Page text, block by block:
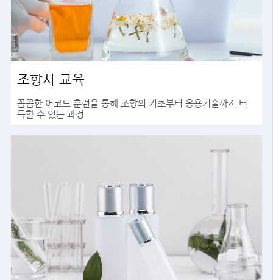
조향사 교육
꼼꼼한 어코드 훈련을 통해 조향의 기초부터 응용기술까지 터
득할 수 있는 과정
바로가기